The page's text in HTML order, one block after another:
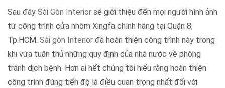
Sau đây Sài Gòn Interior sẽ giới thiệu đến mọi người hình ảnh
từ công trình cửa nhôm Xingfa chính hãng tại Quận 8,
Tp.HCM. Sài gòn Interior đã hoàn thiện công trình này trong
khi vừa tuân thủ những quy định của nhà nước về phòng
tránh dịch bệnh. Hơn ai hết chúng tôi hiểu rằng hoàn thiện
công trình đúng tiến độ là điều quan trọng nhất đối với